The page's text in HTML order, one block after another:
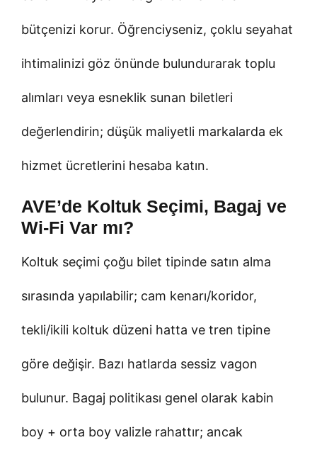
bütçenizi korur. Öğrenciyseniz, çoklu seyahat
ihtimalinizi göz önünde bulundurarak toplu
alımları veya esneklik sunan biletleri
değerlendirin; düşük maliyetli markalarda ek
hizmet ücretlerini hesaba katın.
AVE’de Koltuk Seçimi, Bagaj ve
Wi‑Fi Var mı?
Koltuk seçimi çoğu bilet tipinde satın alma
sırasında yapılabilir; cam kenarı/koridor,
tekli/ikili koltuk düzeni hatta ve tren tipine
göre değişir. Bazı hatlarda sessiz vagon
bulunur. Bagaj politikası genel olarak kabin
boy + orta boy valizle rahattır; ancak